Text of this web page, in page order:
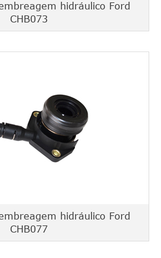
hidráulico Ford
CHB073
hidráulico Ford
CHB077